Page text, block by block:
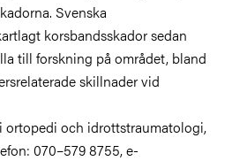
Svenska
korsbandsskador sedan
till forskning på området, bland
skillnader vid
ortopedi och idrottstraumatologi,
070–579 8755, e-